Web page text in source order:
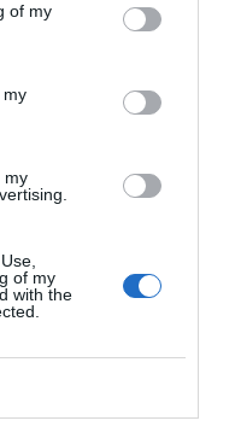
of my
my
my
of my
with the
edicions del